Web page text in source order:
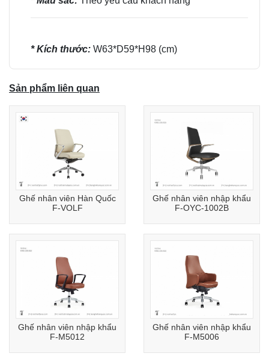
* Kích thước: W63*D59*H98 (cm)
Sản phẩm liên quan
Ghế nhân viên Hàn Quốc
F-VOLF
Ghế nhân viên nhập khẩu
F-OYC-1002B
Ghế nhân viên nhập khẩu
F-M5012
Ghế nhân viên nhập khẩu
F-M5006